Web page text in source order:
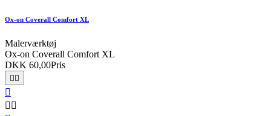
Ox-on Coverall Comfort XL
Malerværktøj
Ox-on Coverall Comfort XL
DKK 60,00Pris
 

 